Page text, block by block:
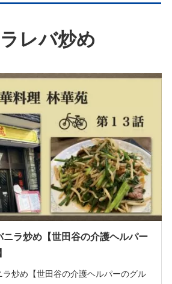
レバ炒め
ニラ炒め【世田谷の介護ヘルパー
炒め【世田谷の介護ヘルパーのグル